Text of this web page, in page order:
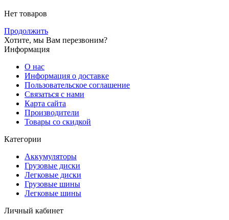
Нет товаров
Продолжить
Хотите, мы Вам перезвоним?
Информация
О нас
Информация о доставке
Пользовательское соглашение
Связаться с нами
Карта сайта
Производители
Товары со скидкой
Категории
Аккумуляторы
Грузовые диски
Легковые диски
Грузовые шины
Легковые шины
Личный кабинет